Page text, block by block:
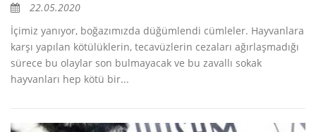
22.05.2020
İçimiz yanıyor, boğazımızda düğümlendi cümleler. Hayvanlara
karşı yapılan kötülüklerin, tecavüzlerin cezaları ağırlaşmadığı
sürece bu olaylar son bulmayacak ve bu zavallı sokak
hayvanları hep kötü bir...